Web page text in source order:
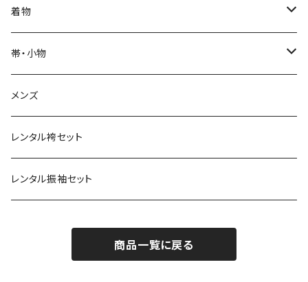
袷
レディース
メンズ
帯
名古屋帯
半巾帯
羽織・コート
羽織
コート
草履・下駄
草履
雪駄
小物
帯揚
KIMONOanne.コラボ
JUNKO KOSHINO
撫松庵
モダンアンテナ
ROBE JAPONICA
井原デニム
レディース浴衣
メンズ浴衣
球団承認カープ浴衣
サンフレッチェ広島浴衣
浴衣小物
着物
着物
単衣
袷
羽織・コート
羽織
コート
帯・小物
帯
名古屋帯
半巾帯
小物
帯揚
草履・下駄
メンズ
レンタル袴セット
レンタル振袖セット
商品一覧に戻る